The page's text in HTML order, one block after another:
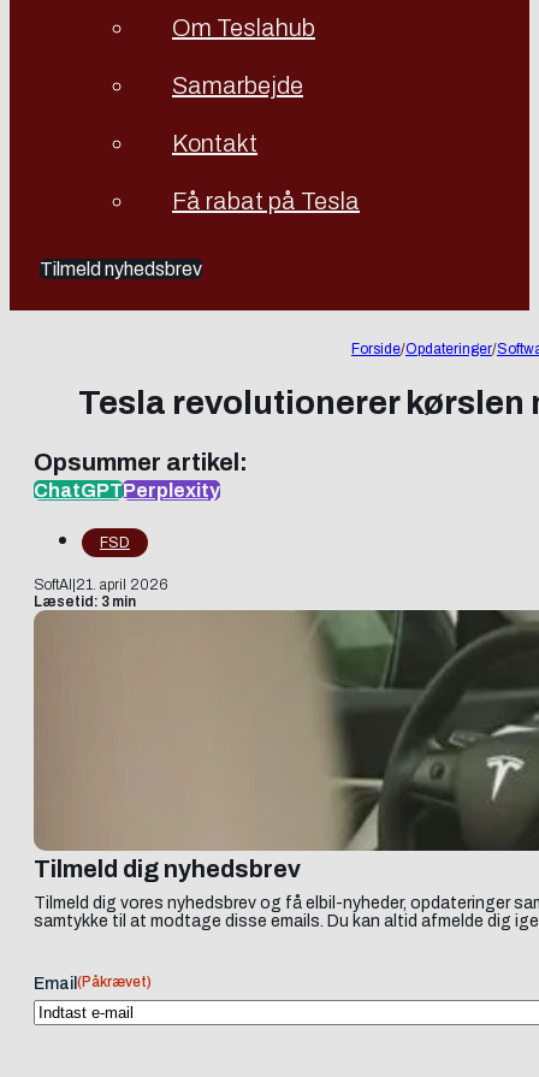
Om Teslahub
Samarbejde
Kontakt
Få rabat på Tesla
Tilmeld nyhedsbrev
Forside/Opdateringer/
Tesla revolutionerer kørslen
Opsummer artikel:
ChatGPTPerplexity
FSD
SoftAI 21. april 2026
Læsetid: 3 min
Tilmeld dig nyhedsbrev
Tilmeld dig vores nyhedsbrev og få elbil-nyheder, opdateringer
samtykke til at modtage disse emails. Du kan altid afmelde dig
Email (Påkrævet)